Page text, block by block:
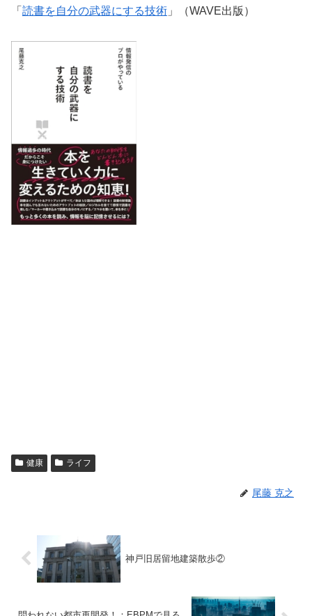
「 読書を自分の武器にする技術 」（WAVE出版）
健康 ライフ
尾藤 克之
神戸旧居留地建築散歩②